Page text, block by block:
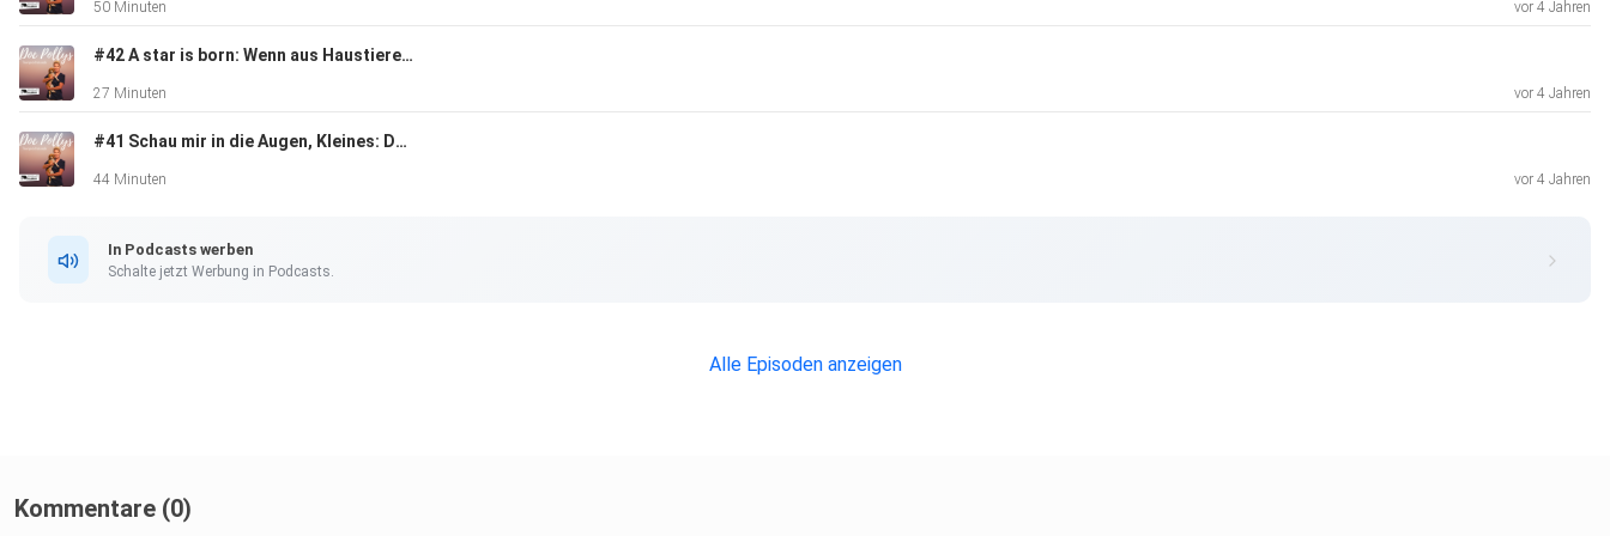
50 Minuten vor 4 Jahren
#42 A star is born: Wenn aus Haustieren Petfluencer werden
27 Minuten vor 4 Jahren
#41 Schau mir in die Augen, Kleines: Doc Polly bittet zum Sehtest!
44 Minuten vor 4 Jahren
In Podcasts werben
Schalte jetzt Werbung in Podcasts.
Alle Episoden anzeigen
Kommentare (0)